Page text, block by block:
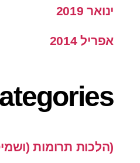
ינואר 2019
אפריל 2014
(הלכות תרומות